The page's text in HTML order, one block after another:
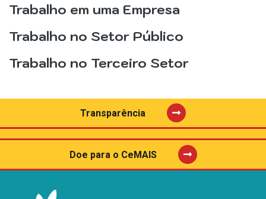
Trabalho em uma Empresa
Trabalho no Setor Público
Trabalho no Terceiro Setor
Transparência
Doe para o CeMAIS